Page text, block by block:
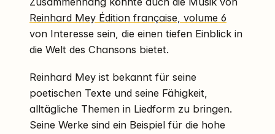
Reinhard Mey Édition française, volume 6
von Interesse sein, die einen tiefen Einblick in
die Welt des Chansons bietet.
Reinhard Mey ist bekannt für seine
poetischen Texte und seine Fähigkeit,
alltägliche Themen in Liedform zu bringen.
Seine Werke sind ein Beispiel für die hohe